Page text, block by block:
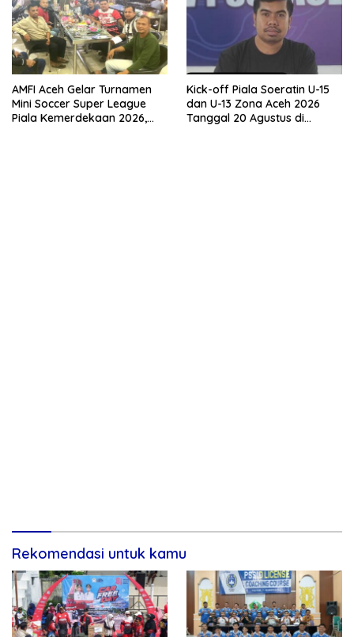
AMFI Aceh Gelar Turnamen
Mini Soccer Super League
Piala Kemerdekaan 2026,
Kick-off Piala Soeratin U-15
dan U-13 Zona Aceh 2026
Tanggal 20 Agustus di
Rekomendasi untuk kamu